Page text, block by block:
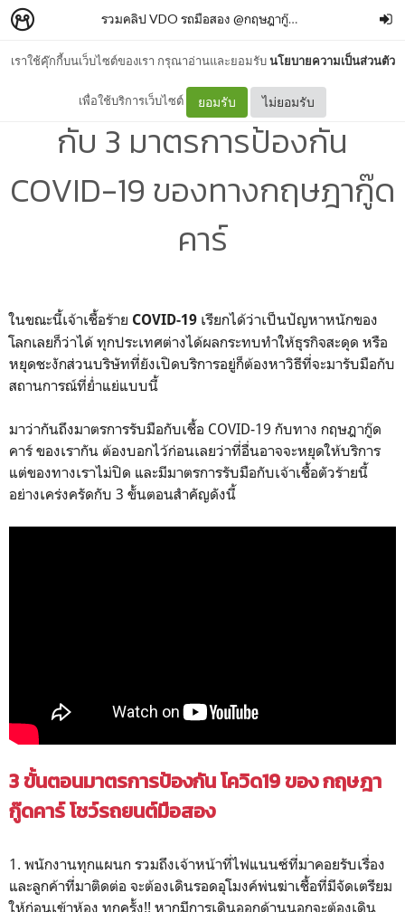
เราใช้คุ๊กกี้บนเว็บไซต์ของเรา กรุณาอ่านและยอมรับนโยบายความเป็นส่วนตัว
เพื่อใช้บริการเว็บไซต์ ยอมรับ ไม่ยอมรับ
รวมคลิป VDO รถมือสอง @กฤษฎากู๊ดคาร์ กฤษฎากู๊ดคาร์
ออกรถมือสองกับเรามั่นใจได้
กับ 3 มาตรการป้องกัน
COVID-19 ของทางกฤษฎากู๊ด
คาร์
ในขณะนี้เจ้าเชื้อร้าย COVID-19 เรียกได้ว่าเป็นปัญหาหนักของ
โลกเลยก็ว่าได้ ทุกประเทศต่างได้ผลกระทบทำให้ธุรกิจสะดุด หรือ
หยุดชะงักส่วนบริษัทที่ยังเปิดบริการอยู่ก็ต้องหาวิธีที่จะมารับมือกับ
สถานการณ์ที่ย่ำแย่แบบนี้
มาว่ากันถึงมาตรการรับมือกับเชื้อ COVID-19 กับทาง กฤษฎากู๊ด
คาร์ ของเรากัน ต้องบอกไว้ก่อนเลยว่าที่อื่นอาจจะหยุดให้บริการ
แต่ของทางเราไม่ปิด และมีมาตรการรับมือกับเจ้าเชื้อตัวร้ายนี้
อย่างเคร่งครัดกับ 3 ขั้นตอนสำคัญดังนี้
3 ขั้นตอนมาตรการป้องกัน โควิด19 ของ กฤษฎา
กู๊ดคาร์ โชว์รถยนต์มือสอง
1. พนักงานทุกแผนก รวมถึงเจ้าหน้าที่ไฟแนนซ์ที่มาคอยรับเรื่อง
และลูกค้าที่มาติดต่อ จะต้องเดินรอดอุโมงค์พ่นฆ่าเชื้อที่มีจัดเตรียม
ให้ก่อนเข้าห้อง ทุกครั้ง!! หากมีการเดินออกด้านนอกจะต้องเดิน